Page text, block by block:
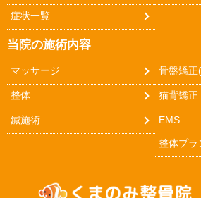
症状一覧
当院の施術内容
マッサージ 骨盤矯正
整体 猫背矯正
鍼施術 EMS
整体プラ